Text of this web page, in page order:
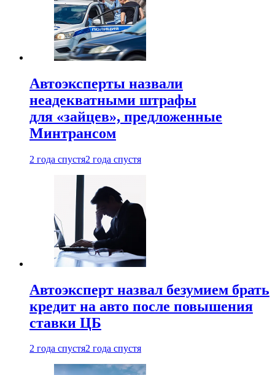
Автоэксперты назвали
неадекватными штрафы
для «зайцев», предложенные
Минтрансом
2 года спустя2 года спустя
Автоэксперт назвал безумием брать
кредит на авто после повышения
ставки ЦБ
2 года спустя2 года спустя